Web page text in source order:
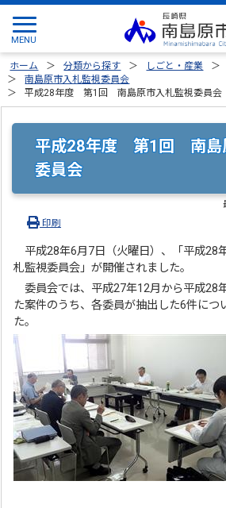
ホーム 分類から探す しごと・産業
南島原市入札監視委員会
平成28年度 第1回 南島原市入札監視委員会
平成28年度 第1回 南島
委員会
印刷
平成28年6月7日（火曜日）、「平成28
札監視委員会」が開催されました。
委員会では、平成27年12月から平成28
た案件のうち、各委員が抽出した6件につ
た。